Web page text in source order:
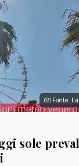
Fonte:
sole